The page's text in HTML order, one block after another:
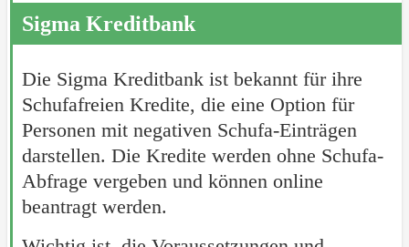
Sigma Kreditbank
Die Sigma Kreditbank ist bekannt für ihre
Schufafreien Kredite, die eine Option für
Personen mit negativen Schufa-Einträgen
darstellen. Die Kredite werden ohne Schufa-
Abfrage vergeben und können online
beantragt werden.